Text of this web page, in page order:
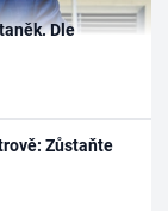
Dle
Zůstaňte